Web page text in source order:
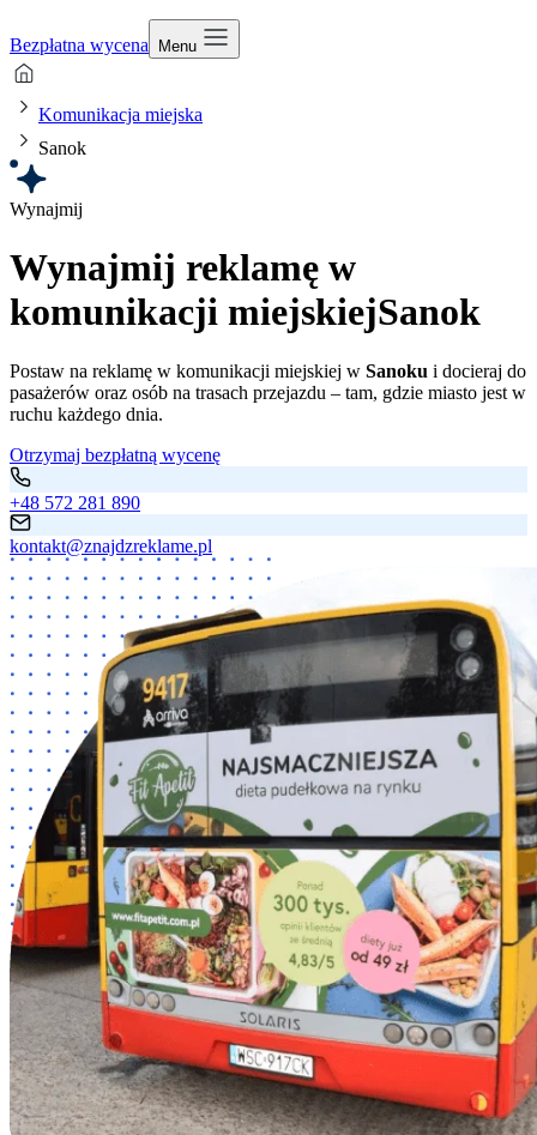
Bezpłatna wycena Menu
Komunikacja miejska
Sanok
Wynajmij
Wynajmij reklamę w
komunikacji miejskiejSanok
Postaw na reklamę w komunikacji miejskiej w Sanoku i docieraj do
pasażerów oraz osób na trasach przejazdu – tam, gdzie miasto jest w
ruchu każdego dnia.
Otrzymaj bezpłatną wycenę
+48 572 281 890
kontakt@znajdzreklame.pl